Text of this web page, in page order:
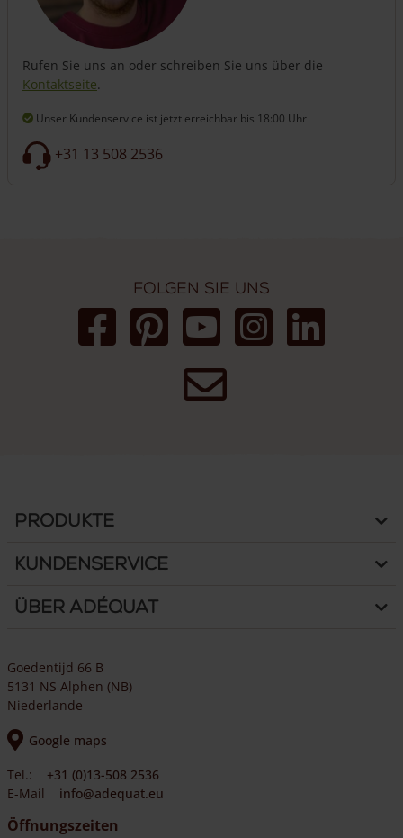
Rufen Sie uns an oder schreiben Sie uns über die
Kontaktseite.
Unser Kundenservice ist jetzt erreichbar bis 18:00 Uhr
+31 13 508 2536
Folgen Sie uns
Produkte
Kundenservice
Über Adéquat
Goedentijd 66 B
5131 NS Alphen (NB)
Niederlande
Google maps
Tel.:
+31 (0)13-508 2536
E-Mail
info@adequat.eu
Öffnungszeiten